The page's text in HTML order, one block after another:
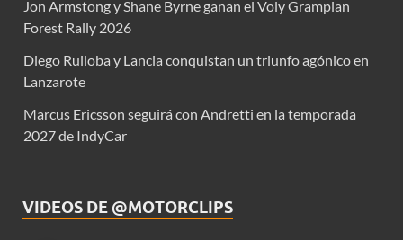
Jon Armstong y Shane Byrne ganan el Voly Grampian
Forest Rally 2026
Diego Ruiloba y Lancia conquistan un triunfo agónico en
Lanzarote
Marcus Ericsson seguirá con Andretti en la temporada
2027 de IndyCar
VIDEOS DE @MOTORCLIPS